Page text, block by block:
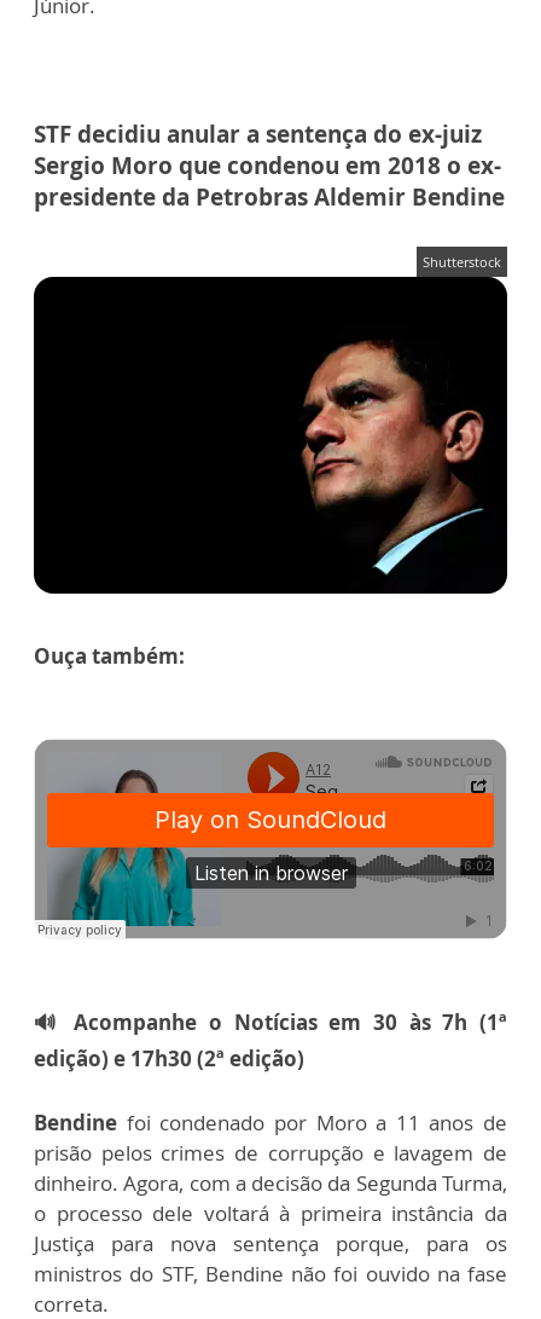
STF decidiu anular a sentença do ex-juiz
Sergio Moro que condenou em 2018 o ex-
presidente da Petrobras Aldemir Bendine
Shutterstock
Ouça também:
🔊 Acompanhe o Notícias em 30 às 7h (1ª
edição) e 17h30 (2ª edição)
Bendine foi condenado por Moro a 11 anos de
prisão pelos crimes de corrupção e lavagem de
dinheiro. Agora, com a decisão da Segunda Turma,
o processo dele voltará à primeira instância da
Justiça para nova sentença porque, para os
ministros do STF, Bendine não foi ouvido na fase
correta.